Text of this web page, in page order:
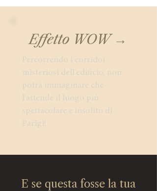
Effetto WOW →
Percorrendo i corridoi
misteriosi dell'edificio, non
potrà immaginare che
l'attende il luogo più
spettacolare e insolito di
Parigi!
E se questa fosse la tua